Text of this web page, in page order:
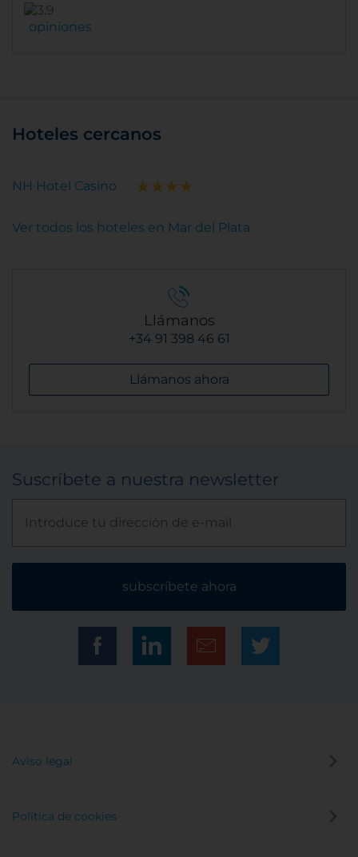
directo al Hotel. Las 2 Piscinas climatizadas que les
falta mantenimiento pero estan muy bien
opiniones
Hoteles cercanos
NH Hotel Casino
Ver todos los hoteles en Mar del Plata
Llámanos
+34 91 398 46 61
Llámanos ahora
Suscríbete a nuestra newsletter
subscríbete ahora
Aviso legal
Política de cookies